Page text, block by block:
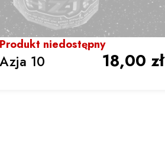
Produkt niedostępny
10
18,00 zł